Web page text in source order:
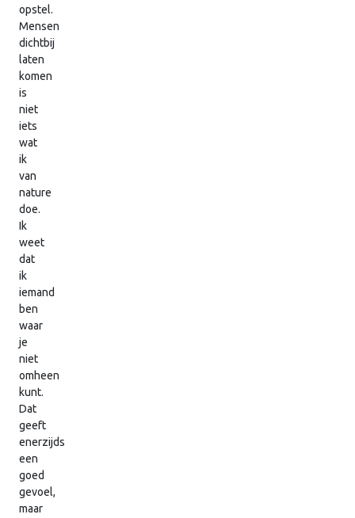
opstel.
Mensen
dichtbij
laten
komen
is
niet
iets
wat
ik
van
nature
doe.
Ik
weet
dat
ik
iemand
ben
waar
je
niet
omheen
kunt.
Dat
geeft
enerzijds
een
goed
gevoel,
maar